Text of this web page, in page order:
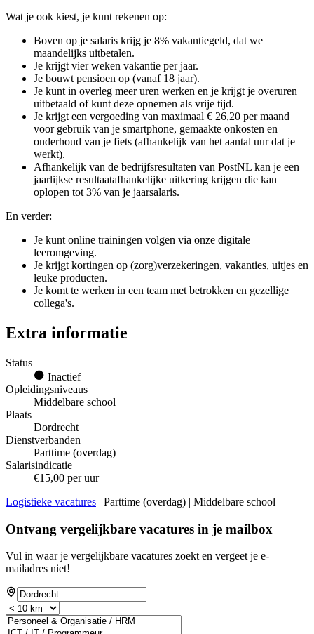
Wat je ook kiest, je kunt rekenen op:
Boven op je salaris krijg je 8% vakantiegeld, dat we
maandelijks uitbetalen.
Je krijgt vier weken vakantie per jaar.
Je bouwt pensioen op (vanaf 18 jaar).
Je kunt in overleg meer uren werken en je krijgt je overuren
uitbetaald of kunt deze opnemen als vrije tijd.
Je krijgt een vergoeding van maximaal € 26,20 per maand
voor gebruik van je smartphone, gemaakte onkosten en
onderhoud van je fiets (afhankelijk van het aantal uur dat je
werkt).
Afhankelijk van de bedrijfsresultaten van PostNL kan je een
jaarlijkse resultaatafhankelijke uitkering krijgen die kan
oplopen tot 3% van je jaarsalaris.
En verder:
Je kunt online trainingen volgen via onze digitale
leeromgeving.
Je krijgt kortingen op (zorg)verzekeringen, vakanties, uitjes en
leuke producten.
Je komt te werken in een team met betrokken en gezellige
collega's.
Extra informatie
Status
Inactief
Opleidingsniveaus
Middelbare school
Plaats
Dordrecht
Dienstverbanden
Parttime (overdag)
Salarisindicatie
€15,00 per uur
Logistieke vacatures | Parttime (overdag) | Middelbare school
Ontvang vergelijkbare vacatures in je mailbox
Vul in waar je vergelijkbare vacatures zoekt en vergeet je e-
mailadres niet!